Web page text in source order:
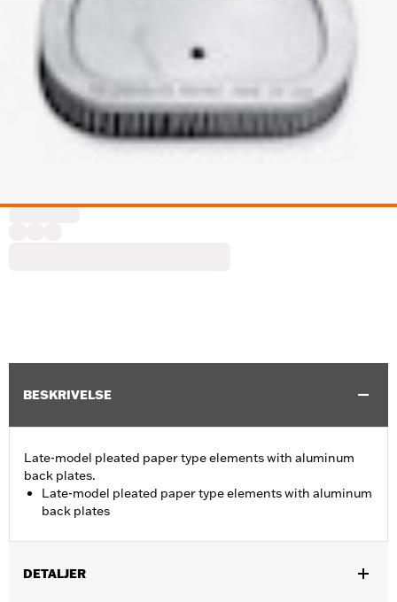
BESKRIVELSE
Late-model pleated paper type elements with aluminum
back plates.
Late-model pleated paper type elements with aluminum
back plates
DETALJER